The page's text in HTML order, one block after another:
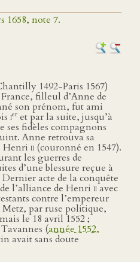
1658, note 7.
1492-Paris 1567)
filleul d’Anne de
son prénom, fut ami
ier et par la suite, jusqu’à
ses fidèles compagnons
Anne retrouva sa
Henri ii (couronné en 1547).
les guerres de
d’une blessure reçue à
acte de la conquête
l’alliance de Henri iiavec
contre l’empereur
par ruse politique,
le 18 avril 1552 ;
(année 1552,
avait sans doute